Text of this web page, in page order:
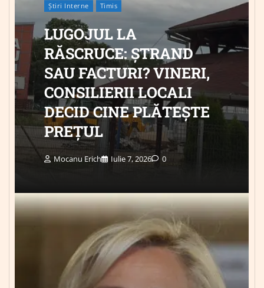
Știri Interne Timis
LUGOJUL LA
RĂSCRUCE: ȘTRAND
SAU FACTURI? VINERI,
CONSILIERII LOCALI
DECID CINE PLĂTEȘTE
PREȚUL
Mocanu Erich Iulie 7, 2026 0